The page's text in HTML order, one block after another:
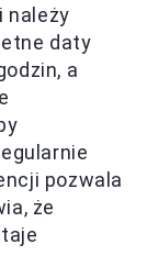
należy
daty
a
pozwala
że